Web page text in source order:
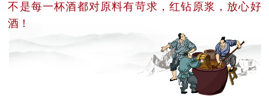
不是每一杯酒都对原料有苛求，红钻原浆，放心好
酒！